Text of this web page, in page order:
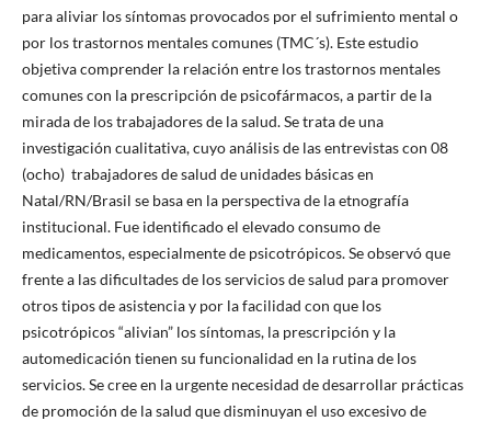
para aliviar los síntomas provocados por el sufrimiento mental o
por los trastornos mentales comunes (TMC´s). Este estudio
objetiva comprender la relación entre los trastornos mentales
comunes con la prescripción de psicofármacos, a partir de la
mirada de los trabajadores de la salud. Se trata de una
investigación cualitativa, cuyo análisis de las entrevistas con 08
(ocho) trabajadores de salud de unidades básicas en
Natal/RN/Brasil se basa en la perspectiva de la etnografía
institucional. Fue identificado el elevado consumo de
medicamentos, especialmente de psicotrópicos. Se observó que
frente a las dificultades de los servicios de salud para promover
otros tipos de asistencia y por la facilidad con que los
psicotrópicos “alivian” los síntomas, la prescripción y la
automedicación tienen su funcionalidad en la rutina de los
servicios. Se cree en la urgente necesidad de desarrollar prácticas
de promoción de la salud que disminuyan el uso excesivo de